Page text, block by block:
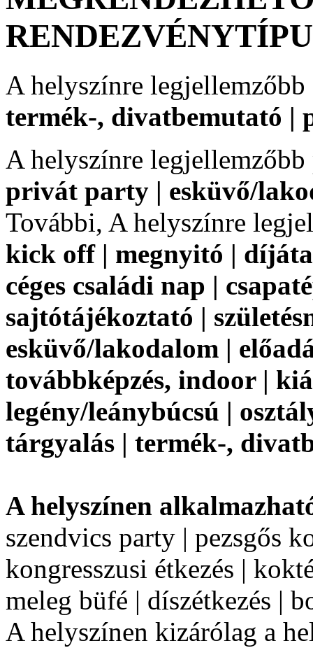
A helyszínre
termék-, divatbemutató |
A helyszínre
privát party | esküvő/
További, A helyszínre
kick off | megnyitó |
céges családi nap |
sajtótájékoztató |
esküvő/lakodalom |
továbbképzés, indoor |
legény/leánybúcsú |
tárgyalás | termék-,
A helyszínen
szendvics party | pezsgős
kongresszusi étkezés |
meleg büfé | díszétkezés |
A helyszínen kizárólag a